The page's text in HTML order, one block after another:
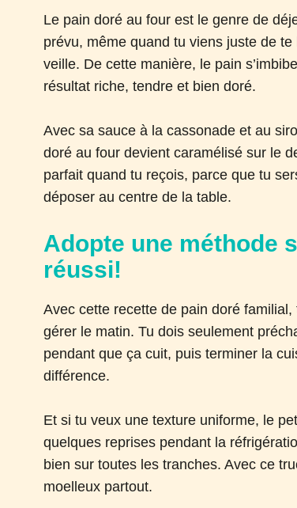
Le pain doré au four est le genre de
prévu, même quand tu viens juste de
veille. De cette manière, le pain
résultat riche, tendre et bien doré.
Avec sa sauce à la cassonade et au
doré au four devient caramélisé sur le
parfait quand tu reçois, parce que tu
déposer au centre de la table.
Adopte une méthode
réussi!
Avec cette recette de pain doré familial,
gérer le matin. Tu dois seulement
pendant que ça cuit, puis terminer la
différence.
Et si tu veux une texture uniforme, le
quelques reprises pendant la
bien sur toutes les tranches. Avec ce
moelleux partout.